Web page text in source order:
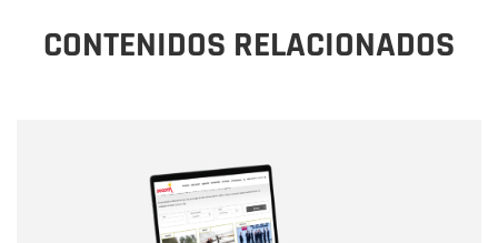
CONTENIDOS RELACIONADOS
Correo electrónico